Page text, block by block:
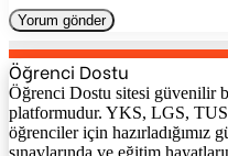
Öğrenci Dostu
Öğrenci Dostu sitesi güvenilir
platformudur. YKS, LGS, TUS
öğrenciler için